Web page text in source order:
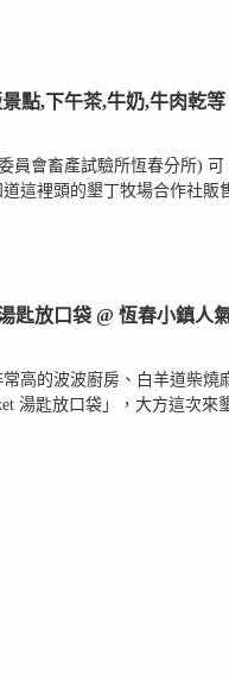
點,下午茶,牛奶,牛肉乾等
員會畜產試驗所恆春分所) 可
這裡頭的墾丁牧場合作社販
匙放口袋 @ 恆春小鎮人
高的波波廚房、白羊道柴燒
湯匙放口袋」，大方這次來